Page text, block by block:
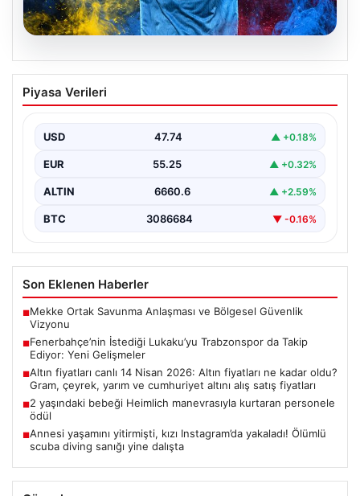
07.08.2026
Fenerbahçe’nin İstediği Lukaku’yu
Trabzonspor da Takip Ediyor: Yeni
İtalya Serie A'da Napoli forması giyen ve takımda
Piyasa Verileri
USD 47.74 ▲ +0.18%
EUR 55.25 ▲ +0.32%
ALTIN 6660.6 ▲ +2.59%
BTC 3086684 ▼ -0.16%
Son Eklenen Haberler
■Mekke Ortak Savunma Anlaşması ve Bölgesel Güvenlik
Vizyonu
■Fenerbahçe’nin İstediği Lukaku’yu Trabzonspor da Takip
Ediyor: Yeni Gelişmeler
■Altın fiyatları canlı 14 Nisan 2026: Altın fiyatları ne kadar oldu?
Gram, çeyrek, yarım ve cumhuriyet altını alış satış fiyatları
■2 yaşındaki bebeği Heimlich manevrasıyla kurtaran personele
ödül
■Annesi yaşamını yitirmişti, kızı Instagram’da yakaladı! Ölümlü
scuba diving sanığı yine dalışta